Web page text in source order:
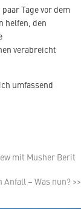
Tage vor dem
helfen, den
verabreicht
umfassend
mit Musher Berit
Anfall – Was nun? >>